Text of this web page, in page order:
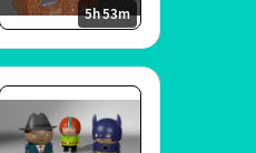
5h 53m